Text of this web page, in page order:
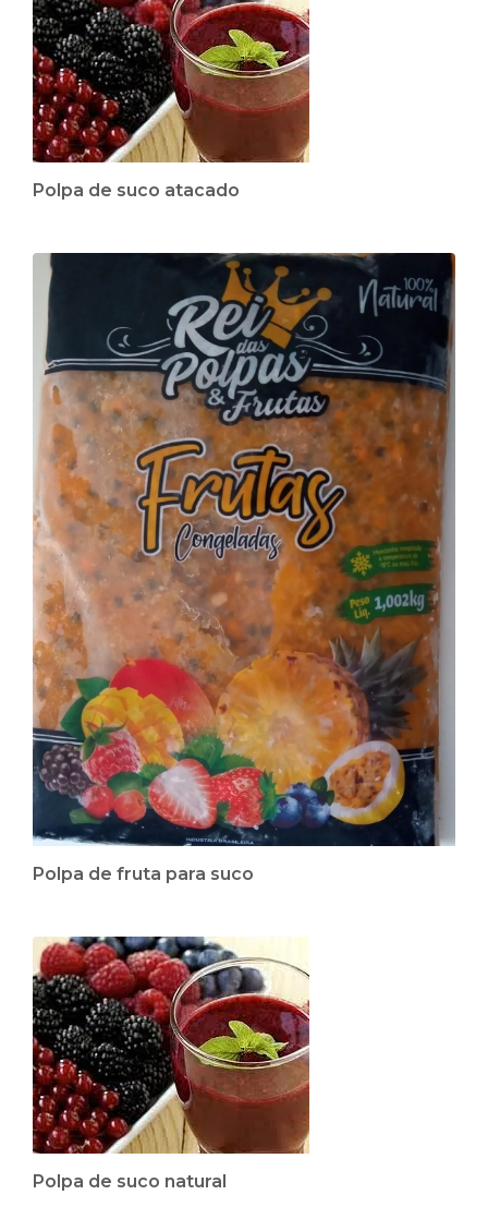
Polpa de suco atacado
Polpa de fruta para suco
Polpa de suco natural